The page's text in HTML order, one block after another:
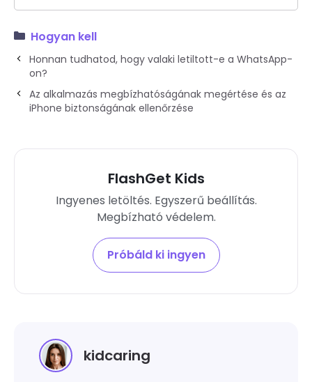
Hogyan kell
Honnan tudhatod, hogy valaki letiltott-e a WhatsApp-
on?
Az alkalmazás megbízhatóságának megértése és az
iPhone biztonságának ellenőrzése
FlashGet Kids
Ingyenes letöltés. Egyszerű beállítás.
Megbízható védelem.
Próbáld ki ingyen
kidcaring